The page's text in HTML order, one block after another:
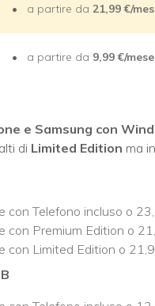
a partire da 21,99 €/
a partire da 9,99 €/
e Samsung con
di Limited Edition ma
con Telefono incluso o
con Premium Edition o
con Limited Edition o